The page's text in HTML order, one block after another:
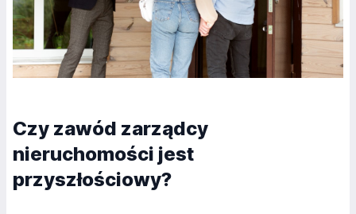
Czy zawód zarządcy
nieruchomości jest
przyszłościowy?